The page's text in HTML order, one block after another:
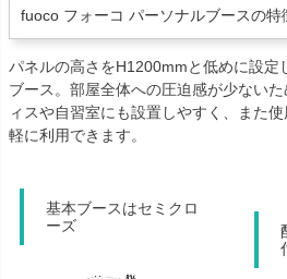
fuoco フォーコ パーソナルブースの特
パネルの高さをH1200mmと低めに設定
ブース。部屋全体への圧迫感が少ない
ィスや自習室にも設置しやすく、また
軽に利用できます。
基本ブースはセミクロ
ーズ